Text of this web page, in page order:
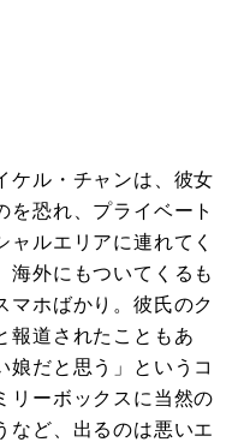
ル・チャンは、彼女
を恐れ、プライベート
ルエリアに連れてく
海外にもついてくるも
マホばかり。彼氏のク
報道されたこともあ
娘だと思う」というコ
リーボックスに当然の
など、出るのは悪いエ